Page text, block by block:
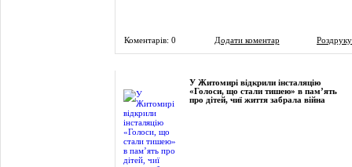
Коментарів: 0 Додати коментар
У Житомирі відкрили інсталяцію
«Голоси, що стали тишею» в пам’ять
про дітей, чиї життя забрала війна